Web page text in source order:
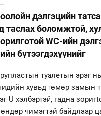
дэлгэцийн
таслах боломжтой,
WC-ийн
бүтээгдэхүүнийг
туалетын эрэг
хувьд төмөр замын
U хэлбэртэй, гадна
өндөр чимэгтэй байдлаар